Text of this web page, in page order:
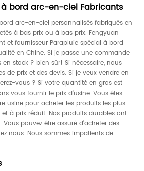
bord arc-en-ciel Fabricants
arc-en-ciel personnalisés fabriqués en
à bas prix ou à bas prix. Fengyuan
et fournisseur Parapluie spécial à bord
en Chine. Si je passe une commande
stock ? bien sûr! Si nécessaire, nous
de prix et des devis. Si je veux vendre en
vous ? Si votre quantité en gros est
vous fournir le prix d'usine. Vous êtes
usine pour acheter les produits les plus
à prix réduit. Nos produits durables ont
Vous pouvez être assuré d'acheter des
nous. Nous sommes impatients de